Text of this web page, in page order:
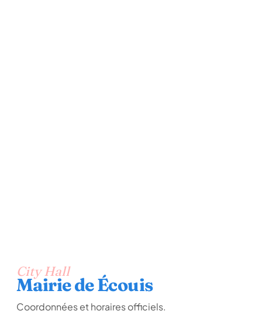
City Hall
Mairie de Écouis
Coordonnées et horaires officiels.